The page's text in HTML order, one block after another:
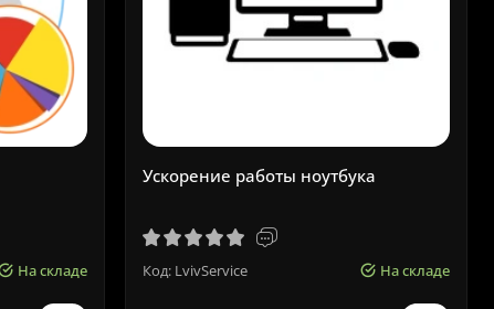
На складе
Ускорение работы ноутбука
Код: LvivService На складе